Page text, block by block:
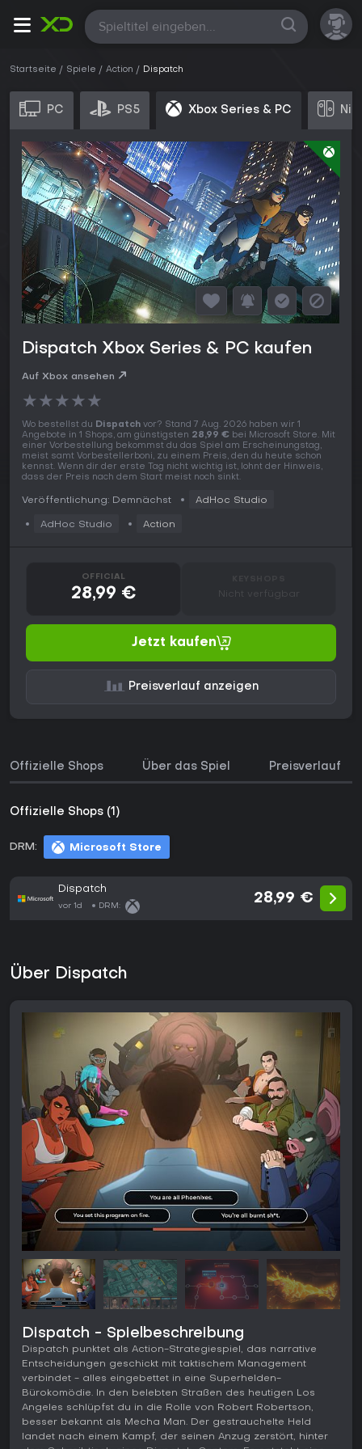
Alle
Startseite Spiele Action Dispatch
PC PS5 Xbox Series & PC
Dispatch Xbox Series & PC kaufen
Auf Xbox ansehen
★★★★★
Wo bestellst du Dispatch vor? Stand 7 Aug. 2026 haben wir 1
Angebote in 1 Shops, am günstigsten 28,99 € bei Microsoft Store. Mit
einer Vorbestellung bekommst du das Spiel am Erscheinungstag,
meist samt Vorbestellerboni, zu einem Preis, den du heute schon
kennst. Wenn dir der erste Tag nicht wichtig ist, lohnt der Hinweis,
dass der Preis nach dem Start meist noch sinkt.
Veröffentlichung: Demnächst AdHoc Studio
AdHoc Studio Action
OFFICIAL
28,99 € Nicht verfügbar
Jetzt kaufen
Preisverlauf anzeigen
Offizielle Shops Über das Spiel Preisverlauf
Offizielle Shops (1)
DRM: Microsoft Store
Dispatch
vor 1d DRM:
28,99 €
Über Dispatch
Dispatch - Spielbeschreibung
Dispatch punktet als Action-Strategiespiel, das narrative
Entscheidungen geschickt mit taktischem Management
verbindet - alles eingebettet in eine Superhelden-
Bürokomödie. In den belebten Straßen des heutigen Los
Angeles schlüpfst du in die Rolle von Robert Robertson,
besser bekannt als Mecha Man. Der gestrauchelte Held
landet nach einem Kampf, der seinen Anzug zerstört, hinter